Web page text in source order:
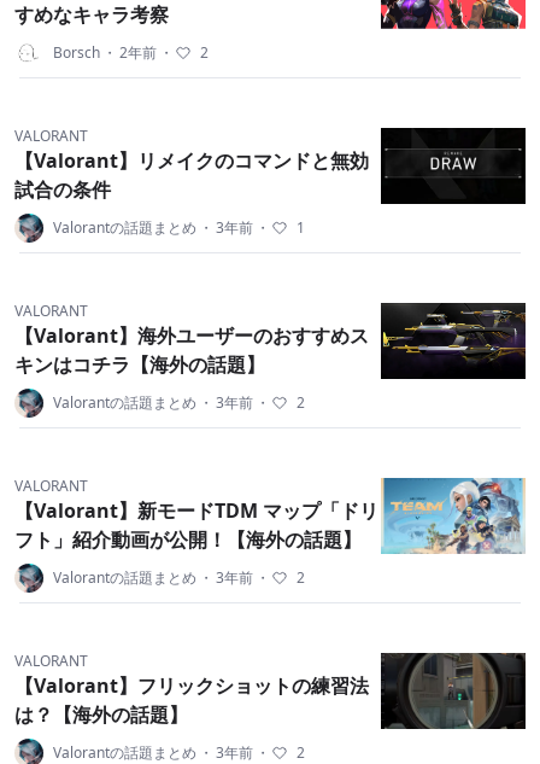
すめなキャラ考察
Borsch ・ 2年前 ・ 2
VALORANT
【Valorant】リメイクのコマンドと無効
試合の条件
Valorantの話題まとめ ・ 3年前 ・ 1
VALORANT
【Valorant】海外ユーザーのおすすめス
キンはコチラ【海外の話題】
Valorantの話題まとめ ・ 3年前 ・ 2
VALORANT
【Valorant】新モードTDM マップ「ドリ
フト」紹介動画が公開！【海外の話題】
Valorantの話題まとめ ・ 3年前 ・ 2
VALORANT
【Valorant】フリックショットの練習法
は？【海外の話題】
Valorantの話題まとめ ・ 3年前 ・ 2